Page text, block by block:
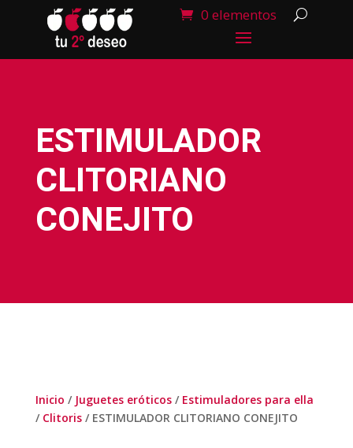
0 elementos
ESTIMULADOR
CLITORIANO
CONEJITO
Inicio / Juguetes eróticos/ Estimuladores para ella
/ Clitoris/ ESTIMULADOR CLITORIANO CONEJITO